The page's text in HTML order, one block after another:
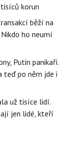
korun
běží na
ho neumí
Putin panikaří.
teď po něm jde i
už tisíce lidí.
jen lidé, kteří